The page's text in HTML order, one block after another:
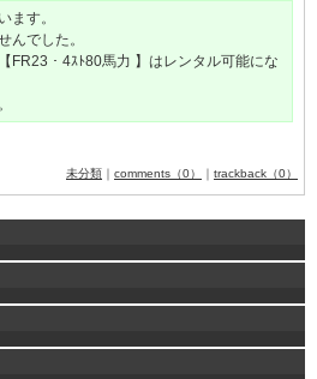
ます。
んでした。
FR23 ・4ｽﾄ80馬力 】はレンタル可能にな
未分類 ｜ comments（0） ｜ trackback（0）